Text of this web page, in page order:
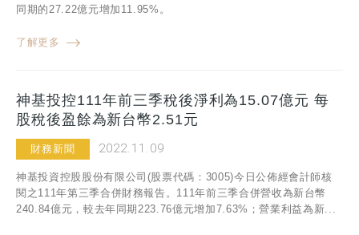
同期的27.22億元增加11.95%。
了解更多
神基投控111年前三季稅後淨利為15.07億元 每
股稅後盈餘為新台幣2.51元
財務新聞 2022.11.09
神基投資控股股份有限公司(股票代碼：3005)今日公佈經會計師核
閱之111年第三季合併財務報告。111年前三季合併營收為新台幣
240.84億元，較去年同期223.76億元增加7.63%；營業利益為新...